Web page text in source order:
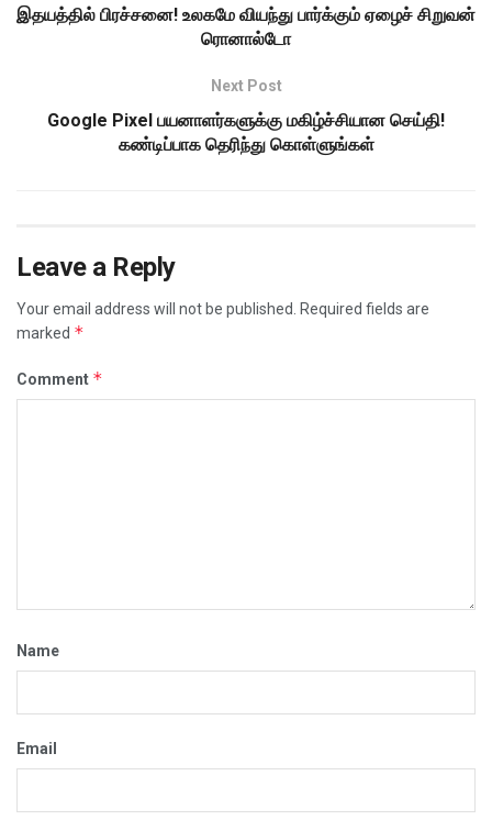
இதயத்தில் பிரச்சனை! உலகமே வியந்து பார்க்கும் ஏழைச் சிறுவன்
ரொனால்டோ
Next Post
Google Pixel பயனாளர்களுக்கு மகிழ்ச்சியான செய்தி!
கண்டிப்பாக தெரிந்து கொள்ளுங்கள்
Leave a Reply
Your email address will not be published.
Required fields are
marked *
Comment *
Name
Email